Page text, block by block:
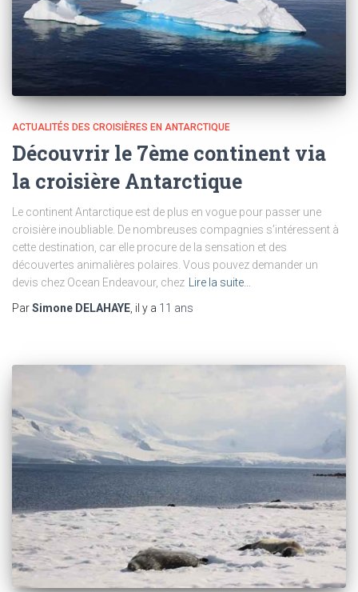
ACTUALITÉS DES CROISIÈRES EN ANTARCTIQUE
Découvrir le 7ème continent via
la croisière Antarctique
Le continent Antarctique est de plus en vogue pour passer une
croisière inoubliable. De nombreuses compagnies s’intéressent à
cette destination, car elle procure de la sensation et des
découvertes animalières polaires. Vous pouvez demander un
devis chez Ocean Endeavour, chez
Lire la suite…
ParSimone DELAHAYE , il y a 11 ans